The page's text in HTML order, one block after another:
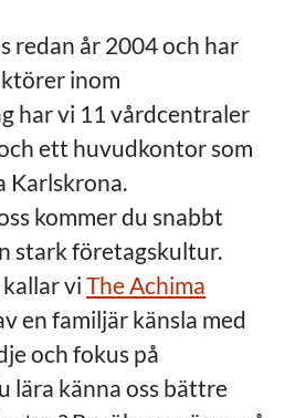
redan år 2004 och har
inom
har vi 11 vårdcentraler
ett huvudkontor som
Karlskrona.
kommer du snabbt
stark företagskultur.
vi The Achima
en familjär känsla med
och fokus på
lära känna oss bättre